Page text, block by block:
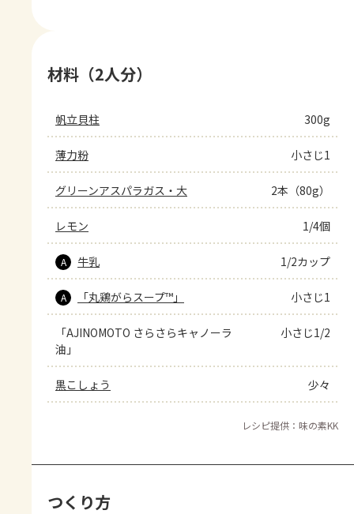
材料（2人分）
帆立貝柱 300g
薄力粉 小さじ1
グリーンアスパラガス・大 2本（80g）
レモン 1/4個
A 牛乳 1/2カップ
A 「丸鶏がらスープ™」 小さじ1
「AJINOMOTO さらさらキャノーラ
油」
小さじ1/2
黒こしょう 少々
レシピ提供：味の素KK
つくり方